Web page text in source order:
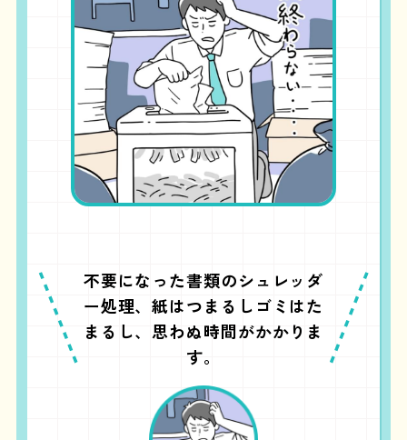
不要になった書類のシュレッダ
ー処理、紙はつまるしゴミはた
まるし、思わぬ時間がかかりま
す。